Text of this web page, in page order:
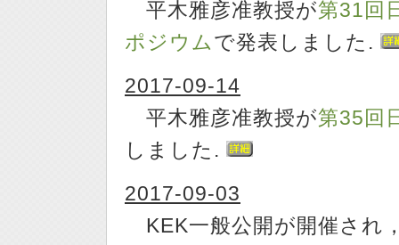
平木雅彦准教授が第31回
ポジウムで発表しました.
2017-09-14
平木雅彦准教授が第35回
しました.
2017-09-03
KEK一般公開が開催され